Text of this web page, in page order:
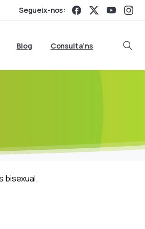
Segueix-nos:
Blog Consulta’ns
bisexual.